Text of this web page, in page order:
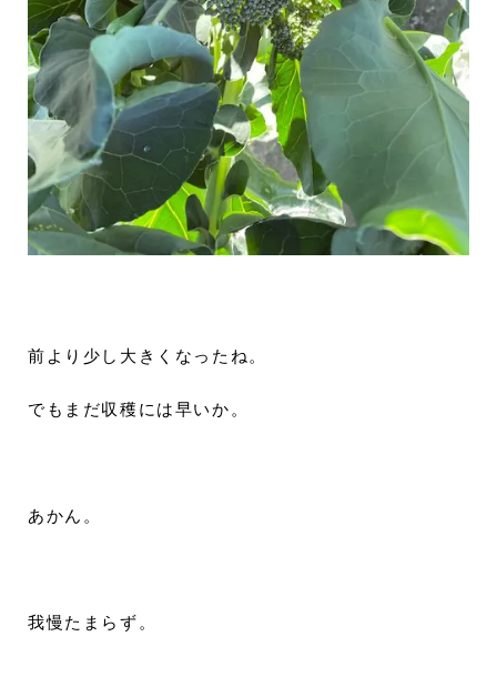
前より少し大きくなったね。
でもまだ収穫には早いか。
あかん。
我慢たまらず。